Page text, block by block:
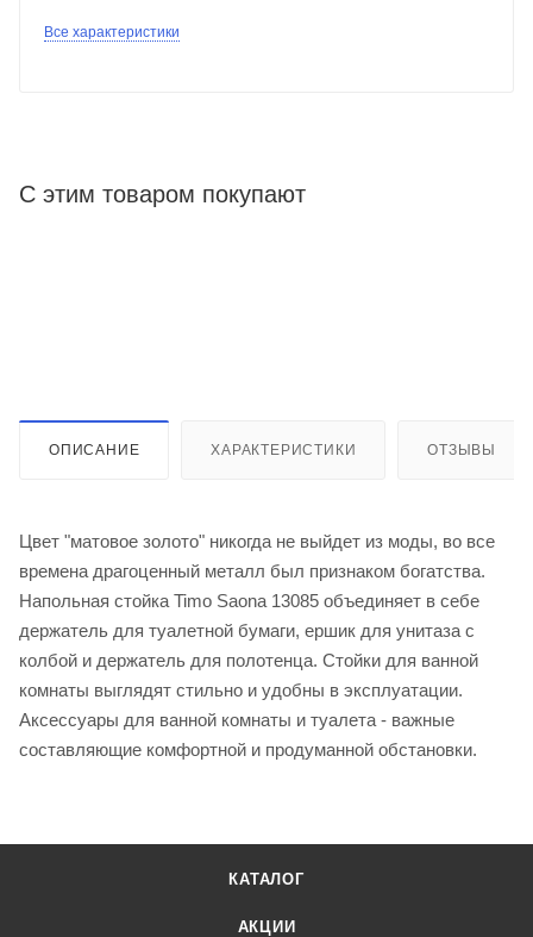
Все характеристики
С этим товаром покупают
ОПИСАНИЕ ХАРАКТЕРИСТИКИ ОТЗЫВЫ
Цвет "матовое золото" никогда не выйдет из моды, во все
времена драгоценный металл был признаком богатства.
Напольная стойка Timo Saona 13085 объединяет в себе
держатель для туалетной бумаги, ершик для унитаза с
колбой и держатель для полотенца. Стойки для ванной
комнаты выглядят стильно и удобны в эксплуатации.
Аксессуары для ванной комнаты и туалета - важные
составляющие комфортной и продуманной обстановки.
КАТАЛОГ
АКЦИИ